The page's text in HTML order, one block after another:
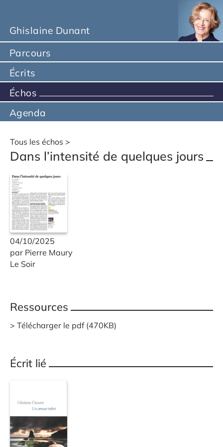
Ghislaine Dunant
Parcours
Écrits
Échos
Agenda
Tous les échos
Dans l’intensité de quelques jours
04/10/2025
par Pierre Maury
Le Soir
Ressources
Télécharger le pdf (470KB)
Écrit lié